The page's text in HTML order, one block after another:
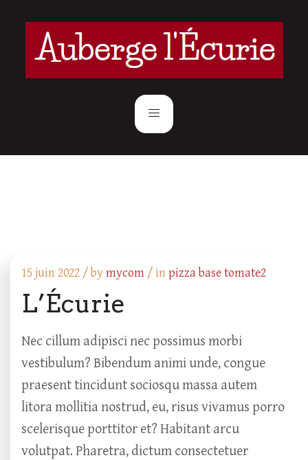
15 juin 2022 /bymycom / inpizza base tomate2
L’Écurie
Nec cillum adipisci nec possimus morbi
vestibulum? Bibendum animi unde, congue
praesent tincidunt sociosqu massa autem
litora mollitia nostrud, eu, risus vivamus porro
scelerisque porttitor et? Habitant arcu
volutpat. Pharetra, dictum consectetuer